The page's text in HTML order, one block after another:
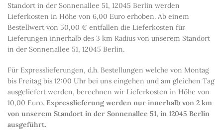
Standort in der Sonnenallee 51, 12045 Berlin werden
Lieferkosten in Höhe von 6,00 Euro erhoben. Ab einem
Bestellwert von 50,00 € entfallen die Lieferkosten für
Lieferungen innerhalb des 3 km Radius von unserem Standort
in der Sonnenallee 51, 12045 Berlin.
Für Expresslieferungen, d.h. Bestellungen welche von Montag
bis Freitag bis 12:00 Uhr bei uns eingehen und am gleichen Tag
ausgeliefert werden, berechnen wir Lieferkosten in Höhe von
10,00 Euro. Expresslieferung werden nur innerhalb von 2 km
von unserem Standort in der Sonnenallee 51, in 12045 Berlin
ausgeführt.